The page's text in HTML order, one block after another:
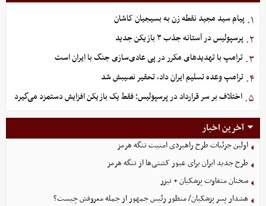
۱. پیام سید مجید نقطه زن به بسیجیان کاشان
۲. پرسپولیس در آستانه جذب ۳ بازیکن جدید
۳. ترامپ با تهدیدهای مکرر در پی عادی‌سازی جنگ با ایران است
۴. ترامپ وعده تسلیم ایران داد، تحقیر نصیبش شد
۵. اختلاف بر سر قرارداد در پرسپولیس؛ فقط یک بازیکن افزایش دستمزد می‌گیرد
آخرین اخبار
اولین جزئیات طرح راهبردی امنیت تنگه هرمز
طرح جدید ایران برای عبور کشتی‌ها از تنگه هرمز
سخنان متفاوت پزشکیان + تیزر
هشدار پسر پزشکیان/ منظور رئیس جمهور از جمله معروفش چیست؟